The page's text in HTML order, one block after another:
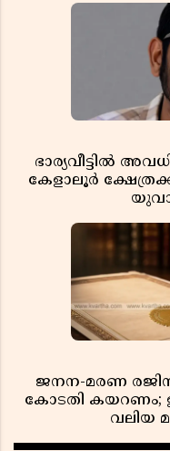
ഭാര്യവീട്ടിൽ
കേളാലൂർ
ജനന-മരണ
കോടതി കയറണം;
വലിയ